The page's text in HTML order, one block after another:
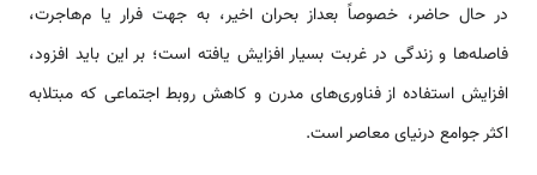
در حال حاضر، خصوصاً بعداز بحران اخیر، به جهت فرار یا م‌‌‌‌‌‌‌‌هاجرت،
فاصله‌‌‌‌‌‌‌‌‌‌‌‌‌‌ها و زندگی در غربت بسیار افزایش یافته ‌‌‌‌‌‌‌‌‌است؛ بر این باید افزود،
افزایش ‌‌‌‌‌‌‌‌‌استفاده از فناوری‌‌‌‌‌‌‌‌‌‌‌‌‌‌های مدرن و کاهش روبط اجتماعی که مبتلابه
اکثر جوامع درنیای معاصر ‌‌‌‌‌‌‌‌‌است.